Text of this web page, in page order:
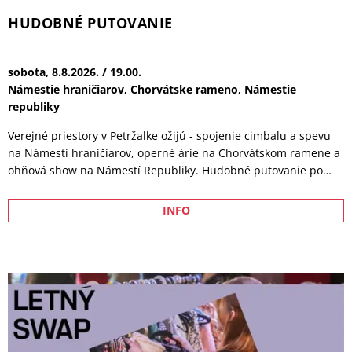
dôstojnosť a možnosť napraviť chyby, ktoré ho pripravili o
všetko, na čom mu kedysi záležalo. Strhujúci príbeh z
ktorom sa popri popredných českých a slovenských hercoch
objavujú aj skutočné hviezdy MMA. Pavel Hoffmeister alias Hoff
bol majstrom Európy a olympijským medailistom v boxe. Po
sa do boja. Hodená rukavica, ktorú zdvihne, však nie je
boxerská. So svojím súperom sa stretne v MMA
Klenoty žánrového filmu: NA KONCI OAK
sobota, 15.8.2026. / 19.00.
Dom kultúry Lúky
r. D. R. Mitchell, 2026, slovenské titulky, MP-12, násilie, strach,
110 min. Keď mysteriózna anomália vytrhne ulicu Oak Street z